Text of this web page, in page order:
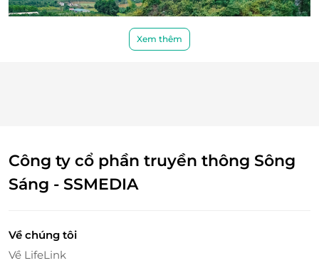
Xem thêm
Công ty cổ phần truyền thông Sông
Sáng - SSMEDIA
Về chúng tôi
Về LifeLink